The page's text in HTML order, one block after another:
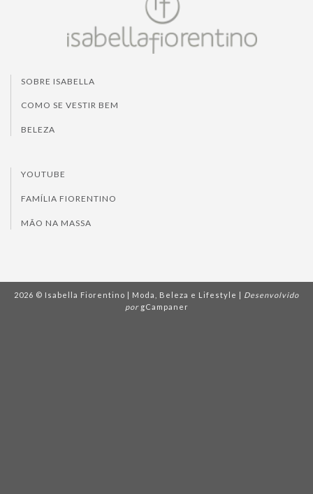
SOBRE ISABELLA
COMO SE VESTIR BEM
BELEZA
YOUTUBE
FAMÍLIA FIORENTINO
MÃO NA MASSA
2026 © Isabella Fiorentino | Moda, Beleza e Lifestyle | Desenvolvido
por gCampaner